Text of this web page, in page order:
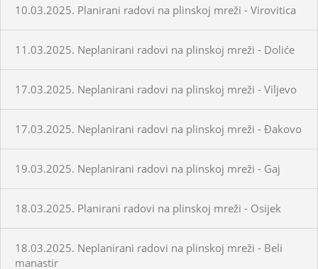
10.03.2025. Planirani radovi na plinskoj mreži - Virovitica
11.03.2025. Neplanirani radovi na plinskoj mreži - Doliće
17.03.2025. Neplanirani radovi na plinskoj mreži - Viljevo
17.03.2025. Neplanirani radovi na plinskoj mreži - Đakovo
19.03.2025. Neplanirani radovi na plinskoj mreži - Gaj
18.03.2025. Planirani radovi na plinskoj mreži - Osijek
18.03.2025. Neplanirani radovi na plinskoj mreži - Beli
manastir